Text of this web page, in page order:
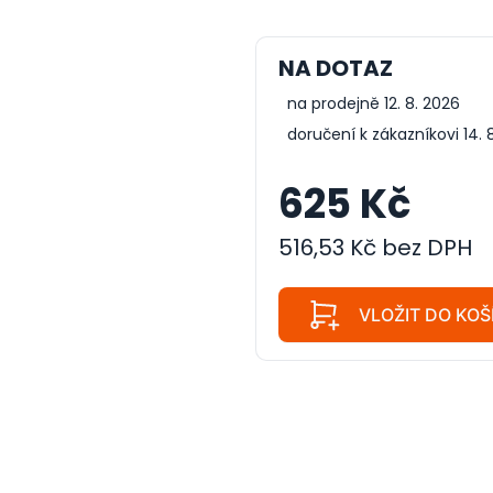
NA DOTAZ
na prodejně 12. 8. 2026
doručení k zákazníkovi 14.
625 Kč
516,53 Kč bez DPH
VLOŽIT DO